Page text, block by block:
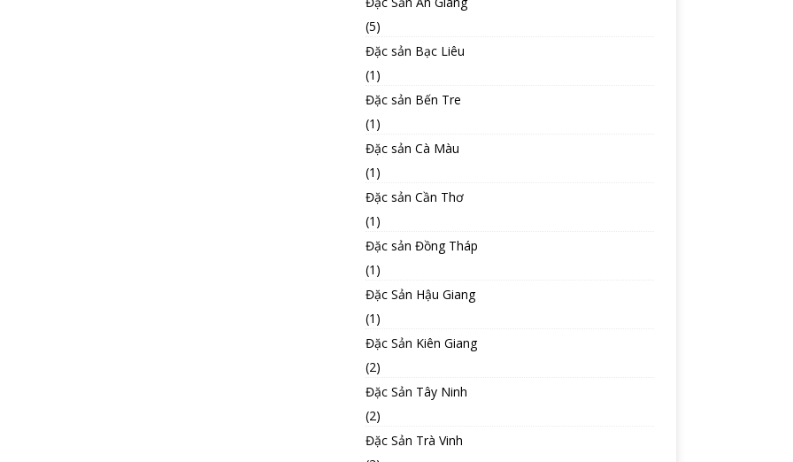
(5)
Đặc sản Bạc Liêu
(1)
Đặc sản Bến Tre
(1)
Đặc sản Cà Màu
(1)
Đặc sản Cần Thơ
(1)
Đặc sản Đồng Tháp
(1)
Đặc Sản Hậu Giang
(1)
Đặc Sản Kiên Giang
(2)
Đặc Sản Tây Ninh
(2)
Đặc Sản Trà Vinh